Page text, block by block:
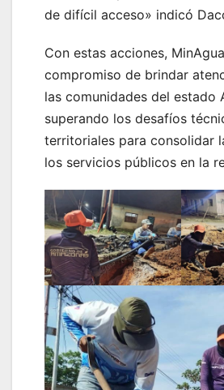
de difícil acceso» indicó
Con estas acciones,
compromiso de brindar
las comunidades del estado
superando los desafíos
territoriales para consolidar
los servicios públicos en la